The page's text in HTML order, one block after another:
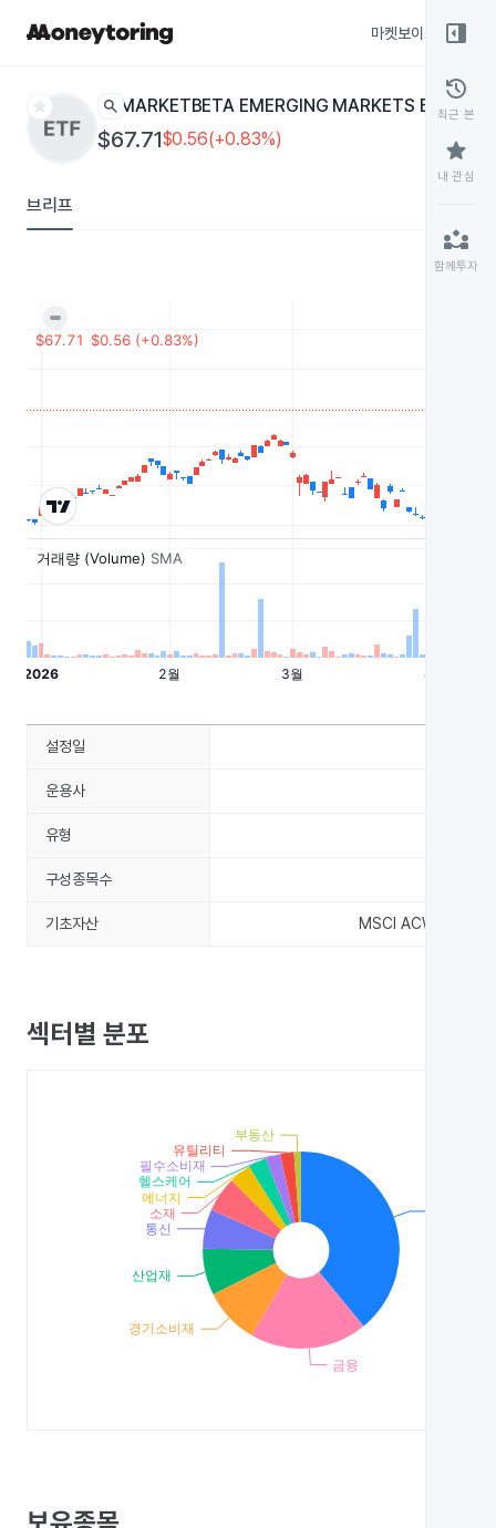
마켓보이스
star search MARKETBETA EMERGING MARKETS EQUITY
$67.71$0.56(+0.83%)
브리프
right_panel_open
history
최근 본
star
내 관심
partner_exchange
함께투자